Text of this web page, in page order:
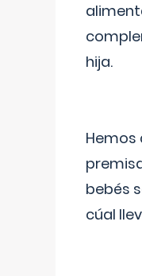
hija.
Hemos
bebés
cúal